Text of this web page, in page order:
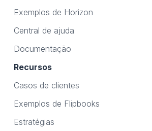
Exemplos de Horizon
Central de ajuda
Documentação
Recursos
Casos de clientes
Exemplos de Flipbooks
Estratégias